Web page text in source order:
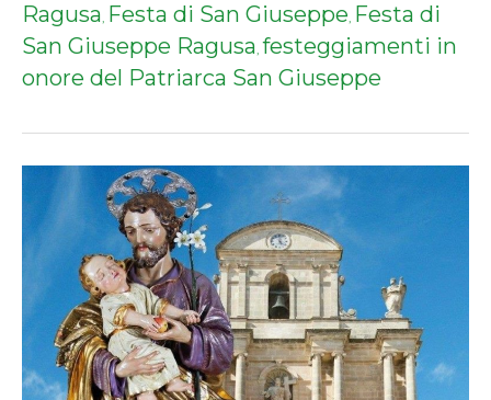
Ragusa, Festa di San Giuseppe, Festa di
San Giuseppe Ragusa, festeggiamenti in
onore del Patriarca San Giuseppe